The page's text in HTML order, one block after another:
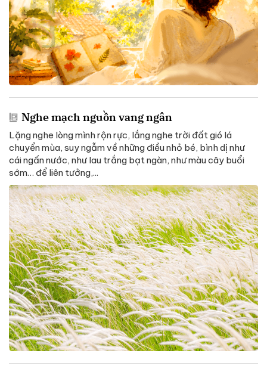
Nghe mạch nguồn vang ngân
Lặng nghe lòng mình rộn rực, lắng nghe trời đất gió lá
chuyển mùa, suy ngẫm về những điều nhỏ bé, bình dị như
cái ngấn nước, như lau trắng bạt ngàn, như màu cây buổi
sớm… để liên tưởng,...